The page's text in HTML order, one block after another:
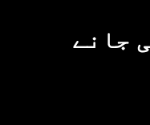
جانے